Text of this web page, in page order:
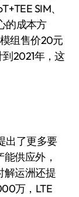
SIM、
的成本方
组售价20元
2021年，这
出了更多要
供应外，
解运洲还提
万，LTE